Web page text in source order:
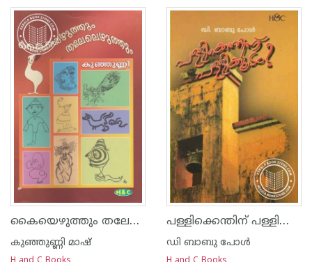
കൈയെഴുത്തും തലേലെഴുത്തും
കുഞ്ഞുണ്ണി മാഷ്‌
പള്ളിക്കെന്തിന്‌ പള്ളിക്കൂടം
ഡി ബാബു പോള്‍